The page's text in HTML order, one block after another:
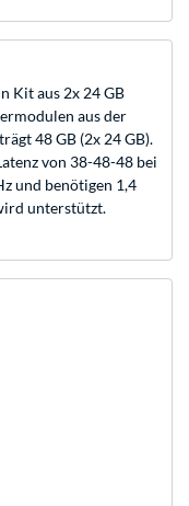
Kit aus 2x 24 GB
aus der
48 GB (2x 24 GB).
von 38-48-48 bei
und benötigen 1,4
unterstützt.